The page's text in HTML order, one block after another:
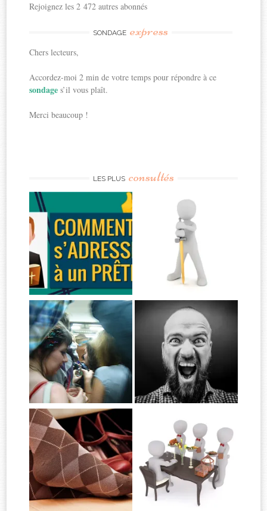
Rejoignez les 2 472 autres abonnés
SONDAGE express
Chers lecteurs,
Accordez-moi 2 min de votre temps pour répondre à ce
sondages’il vous plaît.
Merci beaucoup !
LES PLUS consultés